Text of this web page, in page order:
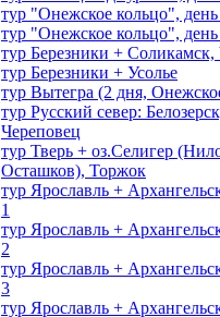
тур "Онежское кольцо", день
тур "Онежское кольцо", день
тур Березники +
тур Березники + Усолье
тур Вытегра (2 дня,
тур Русский север:
Череповец
тур Тверь + оз.Селигер
Осташков), Торжок
тур Ярославль +
1
тур Ярославль +
2
тур Ярославль +
3
тур Ярославль +